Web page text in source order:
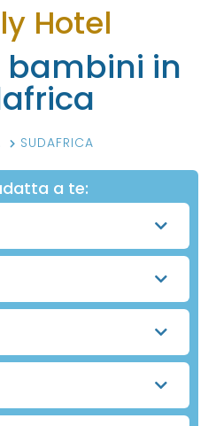
Hotel
bambini in
SUDAFRICA
a te: